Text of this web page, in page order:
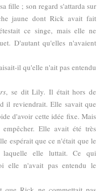
fille ; son regard s'attarda sur
jaune dont Rick avait fait
ce singe, mais elle ne
D'autant qu'elles n'avaient
il qu'elle n'ait pas entendu
, se dit Lily. Il était hors de
il reviendrait. Elle savait que
d'avoir cette idée fixe. Mais
Elle avait été très
espérait que ce n'était que le
laquelle elle luttait. Ce qui
elle n'avait pas entendu le